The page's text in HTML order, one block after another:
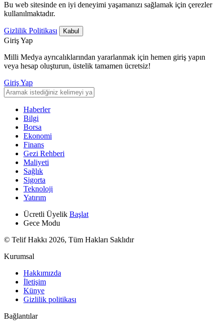
Bu web sitesinde en iyi deneyimi yaşamanızı sağlamak için çerezler
kullanılmaktadır.
Gizlilik Politikası Kabul
Giriş Yap
Milli Medya ayrıcalıklarından yararlanmak için hemen giriş yapın
veya hesap oluşturun, üstelik tamamen ücretsiz!
Giriş Yap
Haberler
Bilgi
Borsa
Ekonomi
Finans
Gezi Rehberi
Maliyeti
Sağlık
Sigorta
Teknoloji
Yatırım
Ücretli Üyelik Başlat
Gece Modu
© Telif Hakkı 2026, Tüm Hakları Saklıdır
Kurumsal
Hakkımızda
İletişim
Künye
Gizlilik politikası
Bağlantılar